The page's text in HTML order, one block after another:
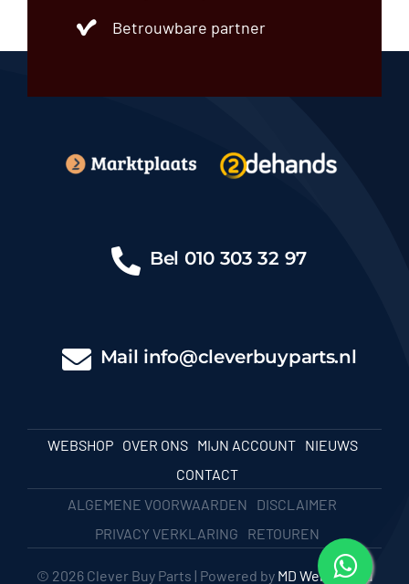
Betrouwbare partner
Bel 010 303 32 97
Mail info@cleverbuyparts.nl
WEBSHOP OVER ONS MIJN ACCOUNT
NIEUWS
CONTACT
ALGEMENE VOORWAARDEN
DISCLAIMER
PRIVACY VERKLARING
RETOUREN
© 2026 Clever Buy Parts | Powered by MD Webbureau